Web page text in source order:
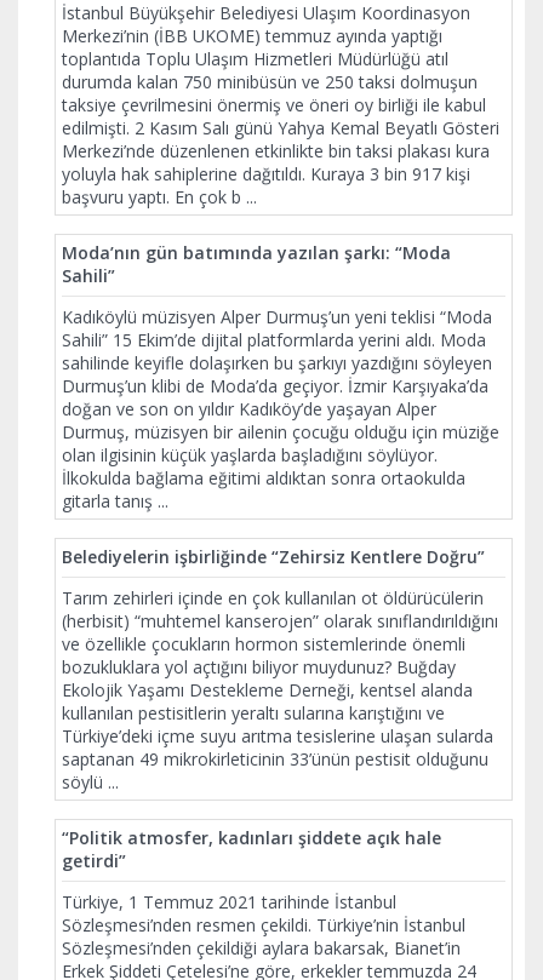
İstanbul Büyükşehir Belediyesi Ulaşım Koordinasyon
Merkezi’nin (İBB UKOME) temmuz ayında yaptığı
toplantıda Toplu Ulaşım Hizmetleri Müdürlüğü atıl
durumda kalan 750 minibüsün ve 250 taksi dolmuşun
taksiye çevrilmesini önermiş ve öneri oy birliği ile kabul
edilmişti. 2 Kasım Salı günü Yahya Kemal Beyatlı Gösteri
Merkezi’nde düzenlenen etkinlikte bin taksi plakası kura
yoluyla hak sahiplerine dağıtıldı. Kuraya 3 bin 917 kişi
başvuru yaptı. En çok b ...
Moda’nın gün batımında yazılan şarkı: “Moda
Sahili”
Kadıköylü müzisyen Alper Durmuş’un yeni teklisi “Moda
Sahili” 15 Ekim’de dijital platformlarda yerini aldı. Moda
sahilinde keyifle dolaşırken bu şarkıyı yazdığını söyleyen
Durmuş’un klibi de Moda’da geçiyor. İzmir Karşıyaka’da
doğan ve son on yıldır Kadıköy’de yaşayan Alper
Durmuş, müzisyen bir ailenin çocuğu olduğu için müziğe
olan ilgisinin küçük yaşlarda başladığını söylüyor.
İlkokulda bağlama eğitimi aldıktan sonra ortaokulda
gitarla tanış ...
Belediyelerin işbirliğinde “Zehirsiz Kentlere Doğru”
Tarım zehirleri içinde en çok kullanılan ot öldürücülerin
(herbisit) “muhtemel kanserojen” olarak sınıflandırıldığını
ve özellikle çocukların hormon sistemlerinde önemli
bozukluklara yol açtığını biliyor muydunuz? Buğday
Ekolojik Yaşamı Destekleme Derneği, kentsel alanda
kullanılan pestisitlerin yeraltı sularına karıştığını ve
Türkiye’deki içme suyu arıtma tesislerine ulaşan sularda
saptanan 49 mikrokirleticinin 33’ünün pestisit olduğunu
söylü ...
“Politik atmosfer, kadınları şiddete açık hale
getirdi”
Türkiye, 1 Temmuz 2021 tarihinde İstanbul
Sözleşmesi’nden resmen çekildi. Türkiye’nin İstanbul
Sözleşmesi’nden çekildiği aylara bakarsak, Bianet’in
Erkek Şiddeti Çetelesi’ne göre, erkekler temmuzda 24